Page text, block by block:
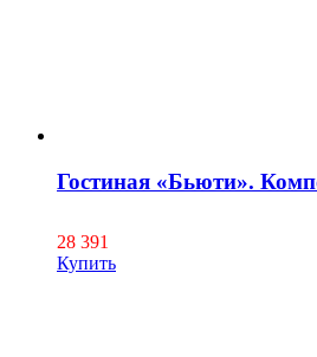
Гостиная «Бьюти».
28 391
Купить